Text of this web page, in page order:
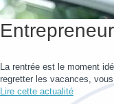
La rentrée est le moment
regretter les vacances,
Lire cette actualité